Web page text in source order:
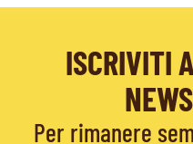
ISCRIVITI
Per rimanere